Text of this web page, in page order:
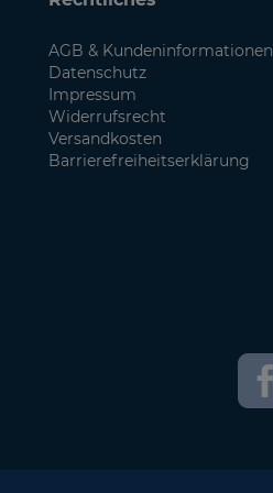
AGB & Kundeninformationen
Datenschutz
Impressum
Widerrufsrecht
Versandkosten
Barrierefreiheitserklärung